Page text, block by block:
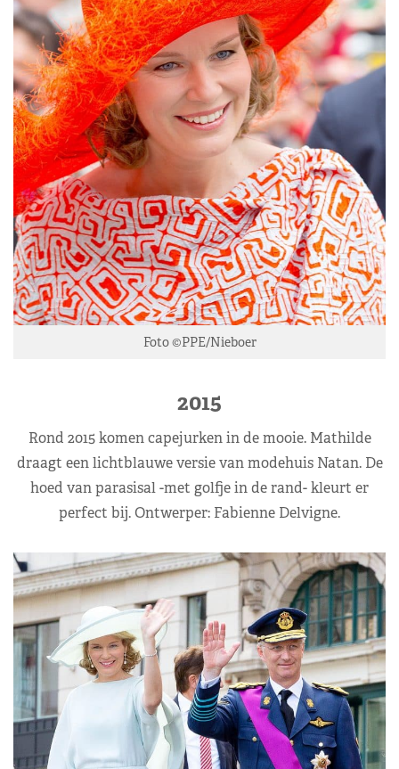
Foto ©PPE/Nieboer
2015
Rond 2015 komen capejurken in de mooie. Mathilde
draagt een lichtblauwe versie van modehuis Natan. De
hoed van parasisal -met golfje in de rand- kleurt er
perfect bij. Ontwerper: Fabienne Delvigne.